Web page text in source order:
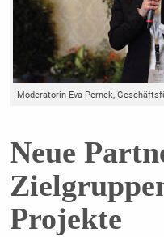
Moderatorin Eva Pernek,
Neue
Projekte